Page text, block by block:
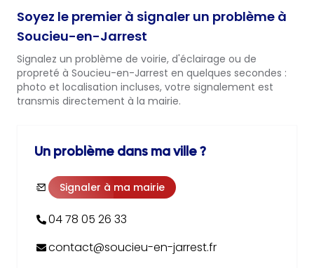
Soyez le premier à signaler un problème à
Soucieu-en-Jarrest
Signalez un problème de voirie, d'éclairage ou de
propreté à Soucieu-en-Jarrest en quelques secondes :
photo et localisation incluses, votre signalement est
transmis directement à la mairie.
Un problème dans ma ville ?
Signaler à ma mairie
04 78 05 26 33
contact@soucieu-en-jarrest.fr